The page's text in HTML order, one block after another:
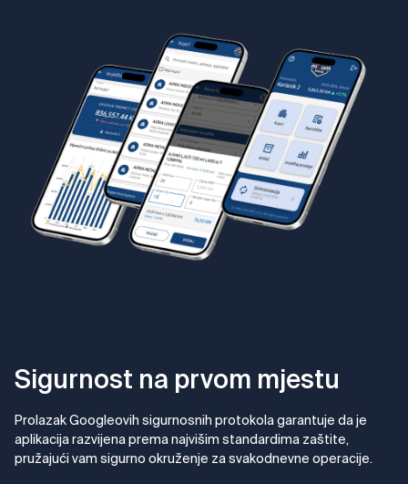
Sigurnost na prvom mjestu
Prolazak Googleovih sigurnosnih protokola garantuje da je
aplikacija razvijena prema najvišim standardima zaštite,
pružajući vam sigurno okruženje za svakodnevne operacije.